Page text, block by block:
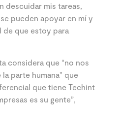
descuidar mis tareas,
pueden apoyar en mí y
de que estoy para
considera que “no nos
parte humana" que
que tiene Techint
es su gente”,